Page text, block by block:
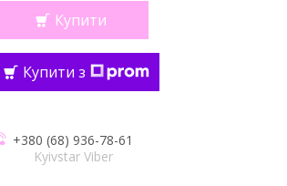
Купити
Купити з
+380 (68) 936-78-61
Kyivstar Viber